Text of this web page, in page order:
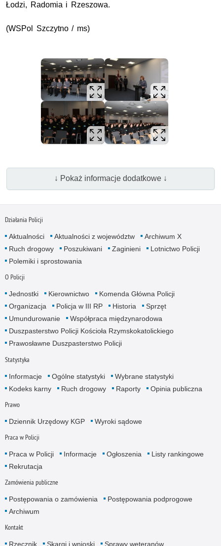
Łodzi, Radomia i Rzeszowa.
(WSPol Szczytno / ms)
↓ Pokaż informacje dodatkowe ↓
Działania Policji
Aktualności Aktualności z województw
Archiwum X
Ruch drogowy
Poszukiwani Zaginieni
Lotnictwo Policji
Polemiki i sprostowania
O Policji
Jednostki Kierownictwo
Komenda Główna Policji
Organizacja
Policja w III RP Historia
Sprzęt
Umundurowanie
Współpraca międzynarodowa
Duszpasterstwo Policji Kościoła Rzymskokatolickiego
Prawosławne Duszpasterstwo Policji
Statystyka
Informacje Ogólne statystyki
Wybrane statystyki
Kodeks karny
Ruch drogowy Raporty Opinia publiczna
Prawo
Dziennik Urzędowy KGP Wyroki sądowe
Praca w Policji
Praca w Policji Informacje Ogłoszenia
Listy rankingowe
Rekrutacja
Zamówienia publiczne
Postępowania o zamówienia
Postępowania podprogowe
Archiwum
Kontakt
Rzecznik Skargi i wnioski Sprawy weteranów